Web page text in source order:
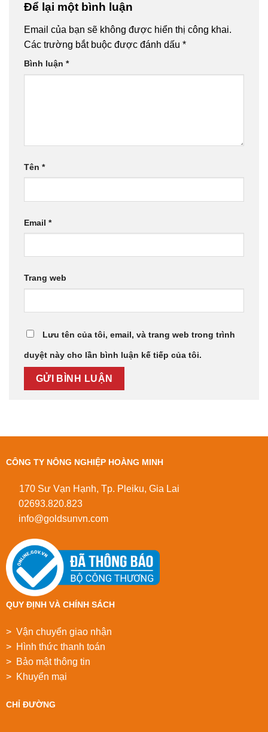
Để lại một bình luận
Email của bạn sẽ không được hiển thị công khai.
Các trường bắt buộc được đánh dấu *
Bình luận *
Tên *
Email *
Trang web
Lưu tên của tôi, email, và trang web trong trình
duyệt này cho lần bình luận kế tiếp của tôi.
CÔNG TY NÔNG NGHIỆP HOÀNG MINH
170 Sư Vạn Hạnh, Tp. Pleiku, Gia Lai
02693.820.823
info@goldsunvn.com
QUY ĐỊNH VÀ CHÍNH SÁCH
> Vận chuyển giao nhận
> Hình thức thanh toán
> Bảo mật thông tin
> Khuyển mại
CHỈ ĐƯỜNG